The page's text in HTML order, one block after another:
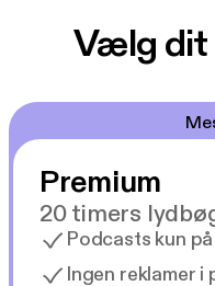
Vælg dit
Premium
20 timers
Podcasts kun
Ingen reklamer